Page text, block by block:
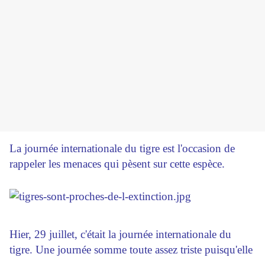
La journée internationale du tigre est l'occasion de
rappeler les menaces qui pèsent sur cette espèce.
Hier, 29 juillet, c'était la journée internationale du
tigre. Une journée somme toute assez triste puisqu'elle